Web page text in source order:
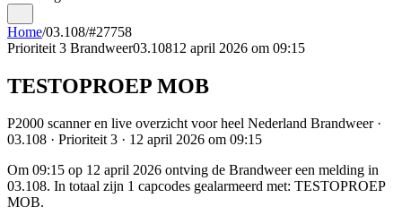
Home/03.108/#27758
Prioriteit 3 Brandweer03.10812 april 2026 om 09:15
TESTOPROEP MOB
P2000 scanner en live overzicht voor heel Nederland Brandweer ·
03.108 · Prioriteit 3 · 12 april 2026 om 09:15
Om 09:15 op 12 april 2026 ontving de Brandweer een melding in
03.108. In totaal zijn 1 capcodes gealarmeerd met: TESTOPROEP
MOB.